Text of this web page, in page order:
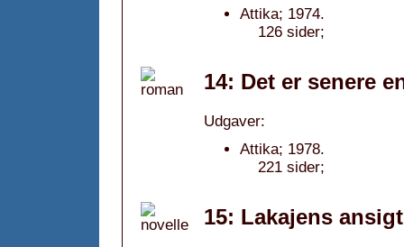
Attika; 1974.
126 sider;
14: Det er senere
Udgaver:
Attika; 1978.
221 sider;
15: Lakajens